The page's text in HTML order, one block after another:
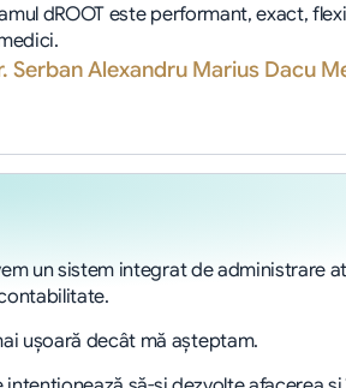
dROOT este performant, exact,
Serban Alexandru Marius Dacu
un sistem integrat de administrare
uşoară decât mă aşteptam.